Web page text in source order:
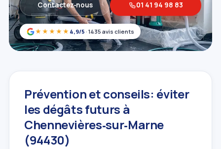
★★★★★ 4,9/5 · 1435 avis clients
Contactez‑nous 01 41 94 98 83
Prévention et conseils: éviter
les dégâts futurs à
Chennevières‑sur‑Marne
(94430)